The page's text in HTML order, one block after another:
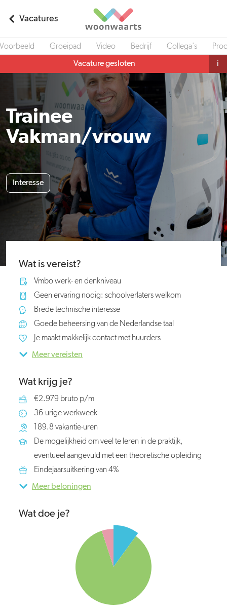
Vacatures
Voorbeeld Groeipad Video Bedrijf Collega's
Vacature gesloten i
Trainee
Vakman/vrouw
Interesse
Wat is vereist?
Vmbo werk- en denkniveau
Geen ervaring nodig: schoolverlaters welkom
Brede technische interesse
Goede beheersing van de Nederlandse taal
Je maakt makkelijk contact met huurders
Meer vereisten
Wat krijg je?
€2.979 bruto p/m
36-urige werkweek
189.8 vakantie-uren
De mogelijkheid om veel te leren in de praktijk,
eventueel aangevuld met een theoretische opleiding
Eindejaarsuitkering van 4%
Meer beloningen
Wat doe je?